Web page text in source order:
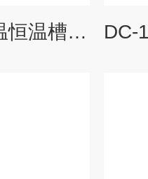
DC-450C大型低温恒温槽-循环器